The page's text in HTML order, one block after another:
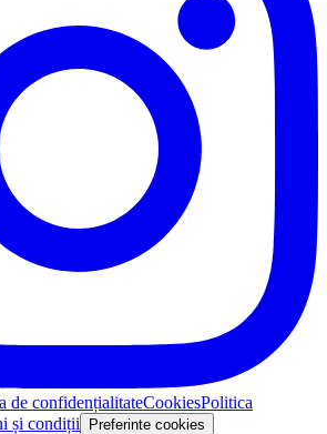
de confidențialitateCookiesPolitica
și condiții Preferinte cookies